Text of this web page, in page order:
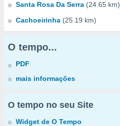
Santa Rosa Da Serra (24.65 km)
Cachoeirinha (25.19 km)
O tempo...
PDF
mais informações
O tempo no seu Site
Widget de O Tempo